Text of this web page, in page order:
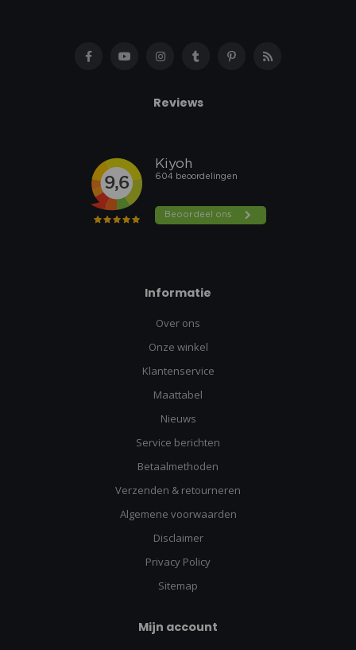
Reviews
Informatie
Over ons
Onze winkel
Klantenservice
Maattabel
Nieuws
Service berichten
Betaalmethoden
Verzenden & retourneren
Algemene voorwaarden
Disclaimer
Privacy Policy
Sitemap
Mijn account